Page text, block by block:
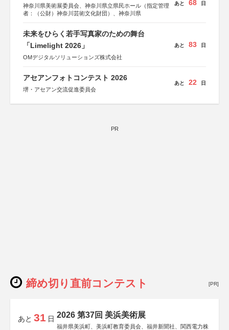
神奈川県美術展委員会、神奈川県立県民ホール（指定管理
者：（公財）神奈川芸術文化財団）、神奈川県
あと 68 日
未来をひらく若手写真家のための舞台
「Limelight 2026」
OMデジタルソリューションズ株式会社
あと 83 日
アセアンフォトコンテスト 2026
堺・アセアン交流促進委員会
あと 22 日
PR
締め切り直前コンテスト [PR]
あと 31 日 2026 第37回 美浜美術展
福井県美浜町、美浜町教育委員会、福井新聞社、関西電力株